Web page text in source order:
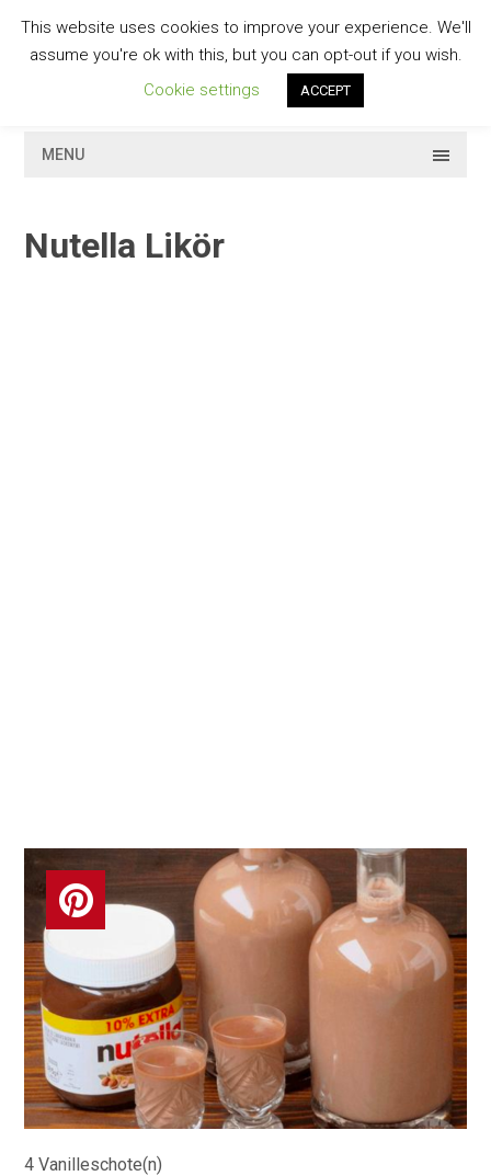
contentGESCHMACKVOLL
MENU
Nutella Likör
4 Vanilleschote(n)
This website uses cookies to improve your experience. We'll
assume you're ok with this, but you can opt-out if you wish.
Cookie settings
ACCEPT